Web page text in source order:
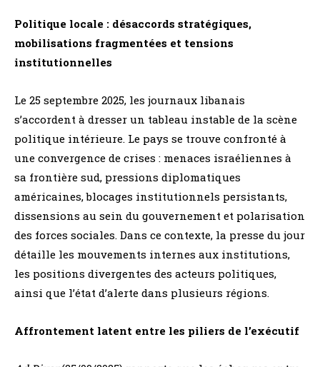
Politique locale : désaccords stratégiques,
mobilisations fragmentées et tensions
institutionnelles
Le 25 septembre 2025, les journaux libanais
s’accordent à dresser un tableau instable de la scène
politique intérieure. Le pays se trouve confronté à
une convergence de crises : menaces israéliennes à
sa frontière sud, pressions diplomatiques
américaines, blocages institutionnels persistants,
dissensions au sein du gouvernement et polarisation
des forces sociales. Dans ce contexte, la presse du jour
détaille les mouvements internes aux institutions,
les positions divergentes des acteurs politiques,
ainsi que l’état d’alerte dans plusieurs régions.
Affrontement latent entre les piliers de l’exécutif